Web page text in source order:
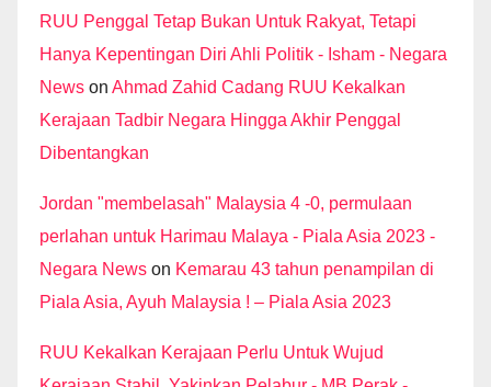
RUU Penggal Tetap Bukan Untuk Rakyat, Tetapi
Hanya Kepentingan Diri Ahli Politik - Isham - Negara
News on Ahmad Zahid Cadang RUU Kekalkan
Kerajaan Tadbir Negara Hingga Akhir Penggal
Dibentangkan
Jordan "membelasah" Malaysia 4 -0, permulaan
perlahan untuk Harimau Malaya - Piala Asia 2023 -
Negara News on Kemarau 43 tahun penampilan di
Piala Asia, Ayuh Malaysia ! – Piala Asia 2023
RUU Kekalkan Kerajaan Perlu Untuk Wujud